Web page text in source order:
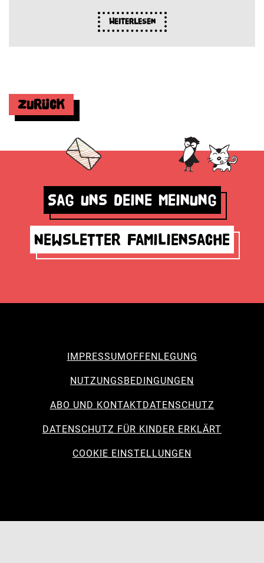
Weiterlesen
Zurück
Sag uns deine Meinung
Newsletter Familiensache
IMPRESSUMOFFENLEGUNG
NUTZUNGSBEDINGUNGEN
ABO UND KONTAKTDATENSCHUTZ
DATENSCHUTZ FÜR KINDER ERKLÄRT
COOKIE EINSTELLUNGEN